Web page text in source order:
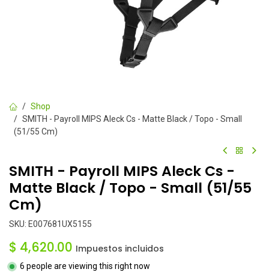
Shop
SMITH - Payroll MIPS Aleck Cs - Matte Black / Topo - Small
(51/55 Cm)
SMITH - Payroll MIPS Aleck Cs -
Matte Black / Topo - Small (51/55
Cm)
SKU: E007681UX5155
$ 4,620.00 Impuestos incluidos
6 people are viewing this right now